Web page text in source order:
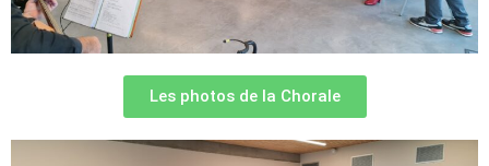
Les photos de la Chorale